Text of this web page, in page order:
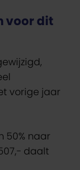
voor dit
vorige jaar
50% naar
daalt